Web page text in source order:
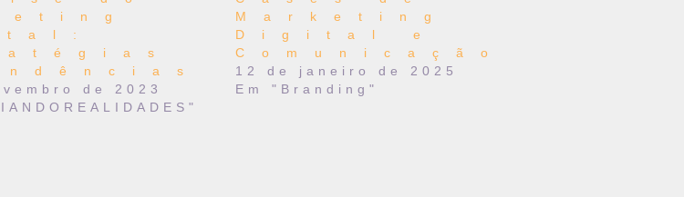
de 2023
Marketing
Digital e
Comunicação
12 de janeiro de 2025
Em "Branding"